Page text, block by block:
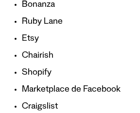
Bonanza
Ruby Lane
Etsy
Chairish
Shopify
Marketplace de Facebook
Craigslist